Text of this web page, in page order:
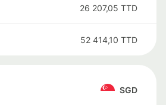
26 207,05 TTD
52 414,10 TTD
SGD